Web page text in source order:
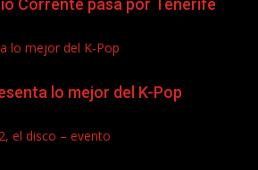
Corrente pasa por Tenerife
lo mejor del K-Pop
lo mejor del K-Pop
el disco – evento